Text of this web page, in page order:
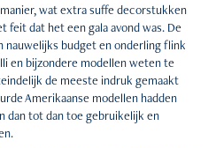
wat extra suffe decorstukken
feit dat het een gala avond was. De
nauwelijks budget en onderling flink
en bijzondere modellen weten te
de meeste indruk gemaakt
Amerikaanse modellen hadden
dan tot dan toe gebruikelijk en